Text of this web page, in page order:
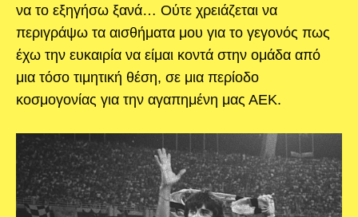
να το εξηγήσω ξανά… Ούτε χρειάζεται να
περιγράψω τα αισθήματα μου για το γεγονός πως
έχω την ευκαιρία να είμαι κοντά στην ομάδα από
μια τόσο τιμητική θέση, σε μια περίοδο
κοσμογονίας για την αγαπημένη μας ΑΕΚ.